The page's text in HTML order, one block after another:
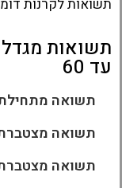
תשואות לקרנות
עד 60
תשואה
תשואה מצטברת 3
תשואה מצטברת 5